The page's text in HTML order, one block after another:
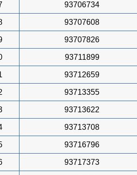
93706734
93707608
93707826
93711899
93712659
93713355
93713622
93713708
93716796
93717373